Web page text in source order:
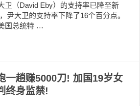
卫（David Eby）的支持率已降至新
尹大卫的支持率下降了16个百分点。
国总统特 …
一趟赚5000刀! 加国19岁女
终身监禁!